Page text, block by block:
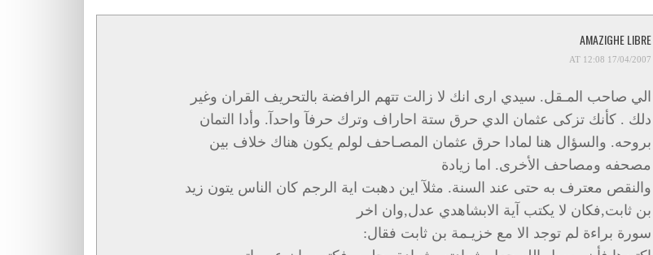
AMAZIGHE LIBRE
17/04/2007 AT 12:08
الي صاحب المـقل. سيدي ارى انك لا زالت تتهم الرافضة بالتحريف القران وغير
دلك . كأنك تزكى عثمان الدي حرق ستة احاراف وترك حرفآ واحدآ. وأدا التمان
بروحه. والسؤال هنا لمادا حرق عثمان المصـاحف لولم يكون هناك خلاف بين
مصحفه ومصاحف الأخرى. اما زيادة
والنقص معترف به حتى عند السنة. مثلآ اين دهبت اية الرجم كان الناس يتون زيد
بن ثابت,فكان لا يكتب آية الابشاهدي عدل,وان اخر
سورة براءة لم توجد الا مع خزيـمة بن ثابت فقال: